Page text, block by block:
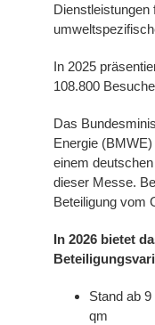
Dienstleistungen
In 2025
108.800
Das
Energie
einem
dieser Messe.
Beteiligung vom
In 2026 bietet
Stand ab
qm